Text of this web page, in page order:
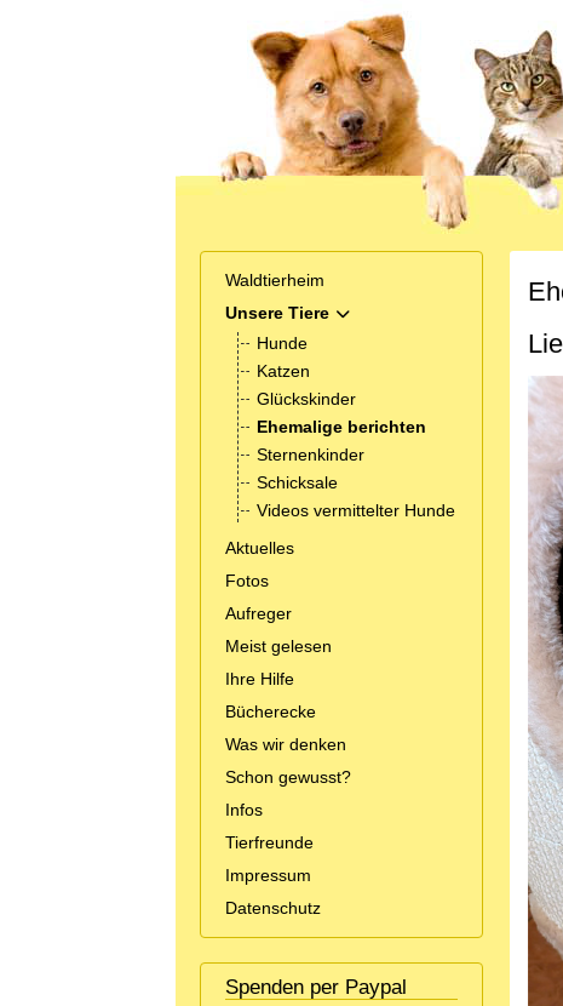
Waldtierheim
Unsere Tiere
Hunde
Katzen
Glückskinder
Ehemalige berichten
Sternenkinder
Schicksale
Videos vermittelter Hunde
Aktuelles
Fotos
Aufreger
Meist gelesen
Ihre Hilfe
Bücherecke
Was wir denken
Schon gewusst?
Infos
Tierfreunde
Impressum
Datenschutz
Spenden per Paypal